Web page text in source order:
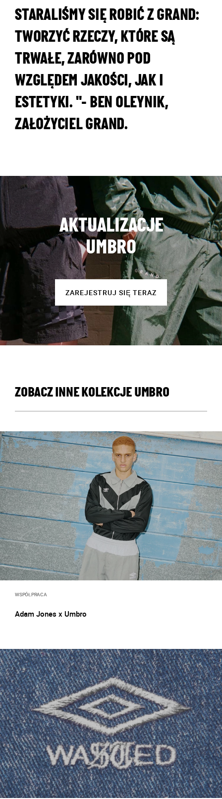
STARALIŚMY SIĘ ROBIĆ Z GRAND:
TWORZYĆ RZECZY, KTÓRE SĄ
TRWAŁE, ZARÓWNO POD
WZGLĘDEM JAKOŚCI, JAK I
ESTETYKI. "- BEN OLEYNIK,
ZAŁOŻYCIEL GRAND.
AKTUALIZACJE
UMBRO
ZAREJESTRUJ SIĘ TERAZ
ZOBACZ INNE KOLEKCJE UMBRO
WSPÓŁPRACA
Adam Jones x Umbro